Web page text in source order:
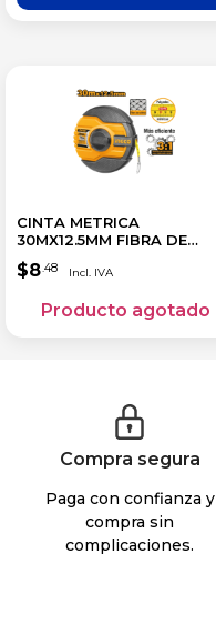
CINTA METRICA
30MX12.5MM FIBRA DE
VIDRIO
$8 .48
Compra segura
Paga con confianza y
compra sin
complicaciones.